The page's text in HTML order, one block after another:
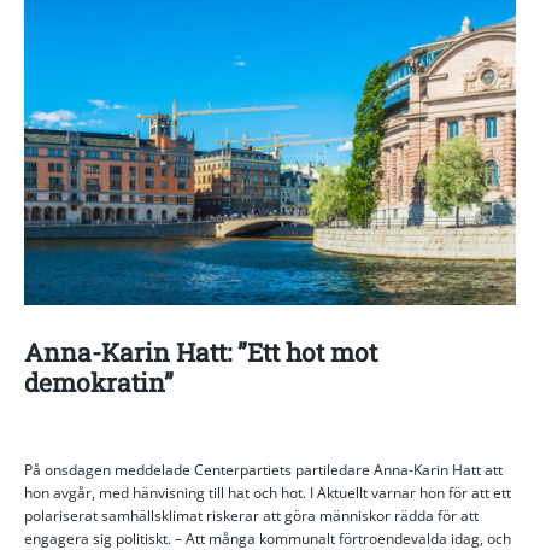
Anna-Karin Hatt: ”Ett hot mot
demokratin”
På onsdagen meddelade Centerpartiets partiledare Anna-Karin Hatt att
hon avgår, med hänvisning till hat och hot. I Aktuellt varnar hon för att ett
polariserat samhällsklimat riskerar att göra människor rädda för att
engagera sig politiskt. – Att många kommunalt förtroendevalda idag, och